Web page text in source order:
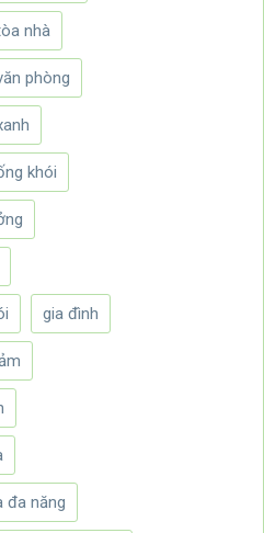
nhà
phòng
khói
gia đình
đa năng